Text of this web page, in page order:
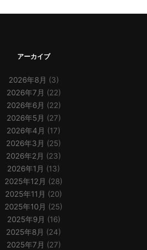
アーカイブ
2026年8月 (3)
2026年7月 (22)
2026年6月 (22)
2026年5月 (27)
2026年4月 (17)
2026年3月 (25)
2026年2月 (23)
2026年1月 (13)
2025年12月 (28)
2025年11月 (20)
2025年10月 (25)
2025年9月 (16)
2025年8月 (24)
2025年7月 (27)